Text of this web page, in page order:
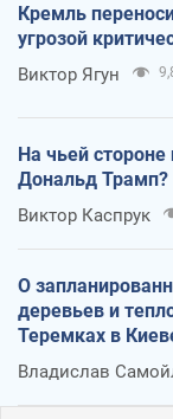
Кремль
угрозой
Виктор Ягун
На чьей стороне
Дональд Трамп?
Виктор Каспрук
О
деревьев и
Теремках в
Владислав